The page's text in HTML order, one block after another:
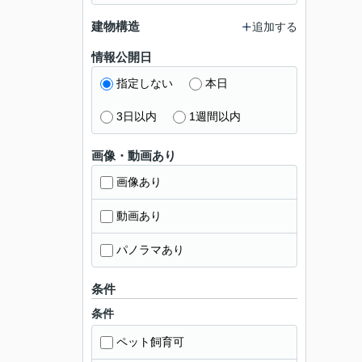
建物構造 追加する
情報公開日
指定しない 本日
3日以内 1週間以内
画像・動画あり
画像あり
動画あり
パノラマあり
条件
条件
ペット飼育可